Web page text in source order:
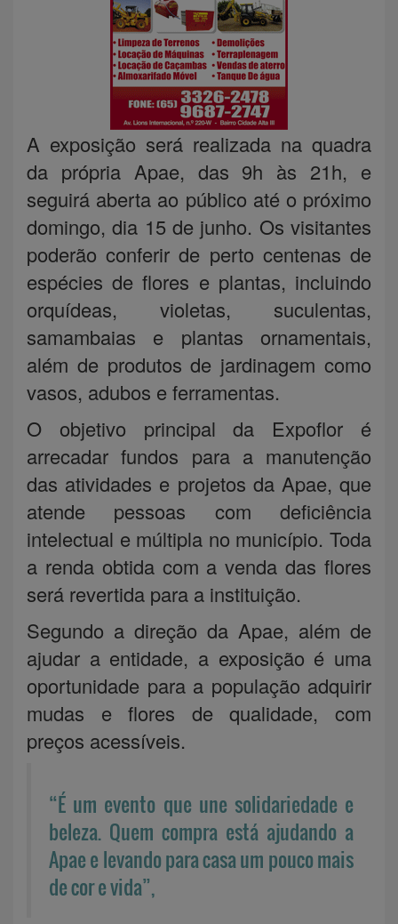
A exposição será realizada na quadra
da própria Apae, das 9h às 21h, e
seguirá aberta ao público até o próximo
domingo, dia 15 de junho. Os visitantes
poderão conferir de perto centenas de
espécies de flores e plantas, incluindo
orquídeas, violetas, suculentas,
samambaias e plantas ornamentais,
além de produtos de jardinagem como
vasos, adubos e ferramentas.
O objetivo principal da Expoflor é
arrecadar fundos para a manutenção
das atividades e projetos da Apae, que
atende pessoas com deficiência
intelectual e múltipla no município. Toda
a renda obtida com a venda das flores
será revertida para a instituição.
Segundo a direção da Apae, além de
ajudar a entidade, a exposição é uma
oportunidade para a população adquirir
mudas e flores de qualidade, com
preços acessíveis.
“É um evento que une solidariedade e
beleza. Quem compra está ajudando a
Apae e levando para casa um pouco mais
de cor e vida”,